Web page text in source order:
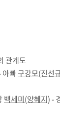
관계도
아빠구강모(진선
백세미(양혜지)-